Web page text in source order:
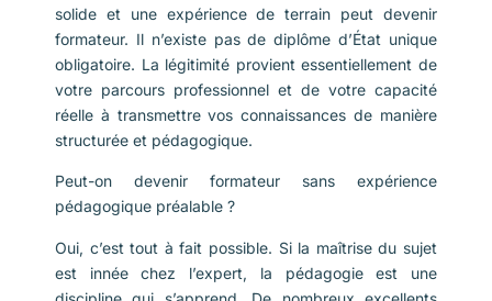
solide et une expérience de terrain peut devenir
formateur. Il n’existe pas de diplôme d’État unique
obligatoire. La légitimité provient essentiellement de
votre parcours professionnel et de votre capacité
réelle à transmettre vos connaissances de manière
structurée et pédagogique.
Peut-on devenir formateur sans expérience
pédagogique préalable ?
Oui, c’est tout à fait possible. Si la maîtrise du sujet
est innée chez l’expert, la pédagogie est une